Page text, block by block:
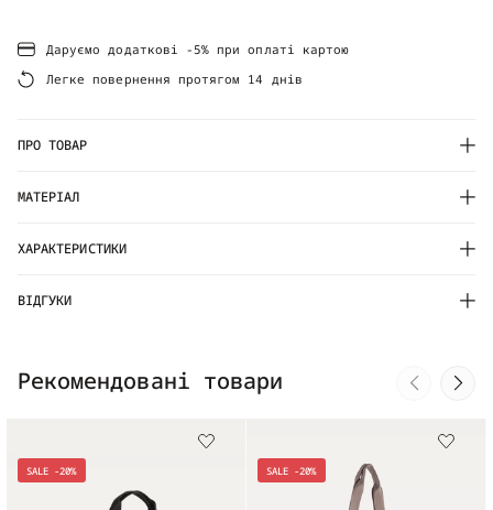
Даруємо додаткові -5% при оплаті картою
Легке повернення протягом 14 днів
ПРО ТОВАР
МАТЕРІАЛ
ХАРАКТЕРИСТИКИ
ВІДГУКИ
Рекомендовані товари
SALE -20% SALE -20%